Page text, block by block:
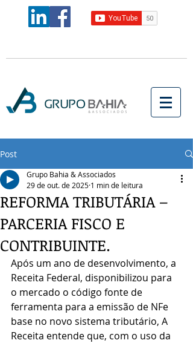
Post
REFORMA TRIBUTÁRIA –
PARCERIA FISCO E
CONTRIBUINTE.
Grupo Bahia & Associados
29 de out. de 2025 1 min de leitura
Após um ano de desenvolvimento, a
Receita Federal, disponibilizou para
o mercado o código fonte de
ferramenta para a emissão de NFe
base no novo sistema tributário, A
Receita entende que, com o uso da